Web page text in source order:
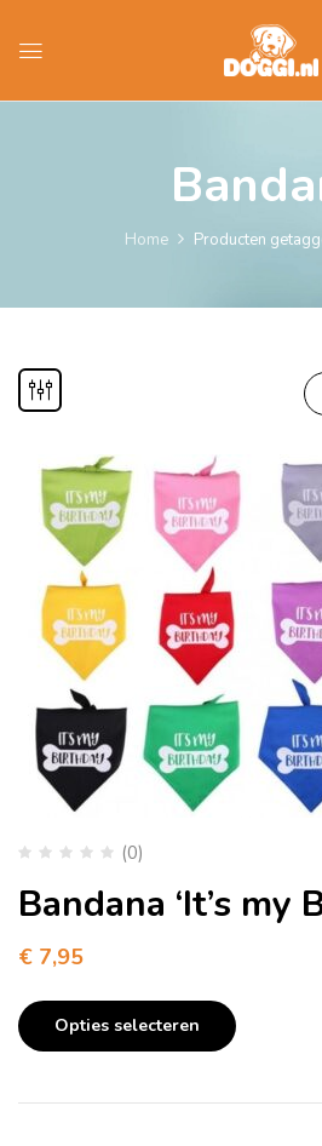
Home Producten
(0)
Bandana ‘It’s my
€ 7,95
Opties selecteren